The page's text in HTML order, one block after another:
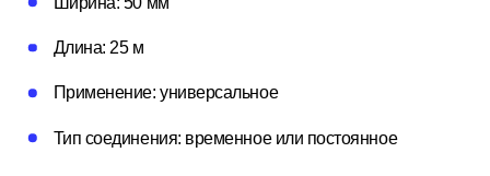
Длина: 25 м
Применение: универсальное
Тип соединения: временное или постоянное